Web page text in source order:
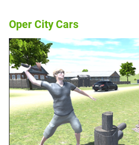
Oper City Cars